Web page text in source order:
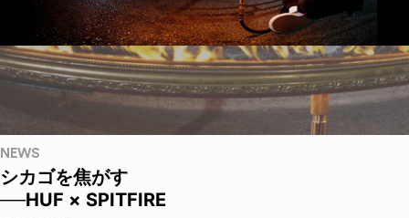
NEWS
シカゴを焦がす
──HUF × SPITFIRE